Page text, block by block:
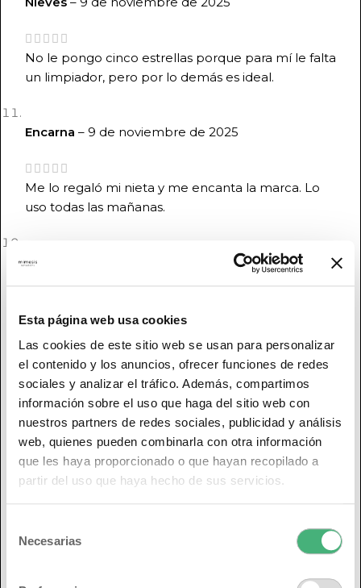
Esta página web usa cookies
Las cookies de este sitio web se usan para personalizar
el contenido y los anuncios, ofrecer funciones de redes
sociales y analizar el tráfico. Además, compartimos
información sobre el uso que haga del sitio web con
nuestros partners de redes sociales, publicidad y análisis
web, quienes pueden combinarla con otra información
que les haya proporcionado o que hayan recopilado a
partir del uso que haya hecho de sus servicios.
Necesarias
diana– 24 de octubre de 2025
se lo regale a mi madre, y esta encantada
Sofia
El contorno no me termina porque es muy tipo
gel, pero los demás productos son geniales. Sin
duda repito marca.
Encarna – 9 de noviembre de 2025
Me lo regaló mi nieta y me encanta la marca. Lo
uso todas las mañanas.
No le pongo cinco estrellas porque para mí le falta
un limpiador, pero por lo demás es ideal.